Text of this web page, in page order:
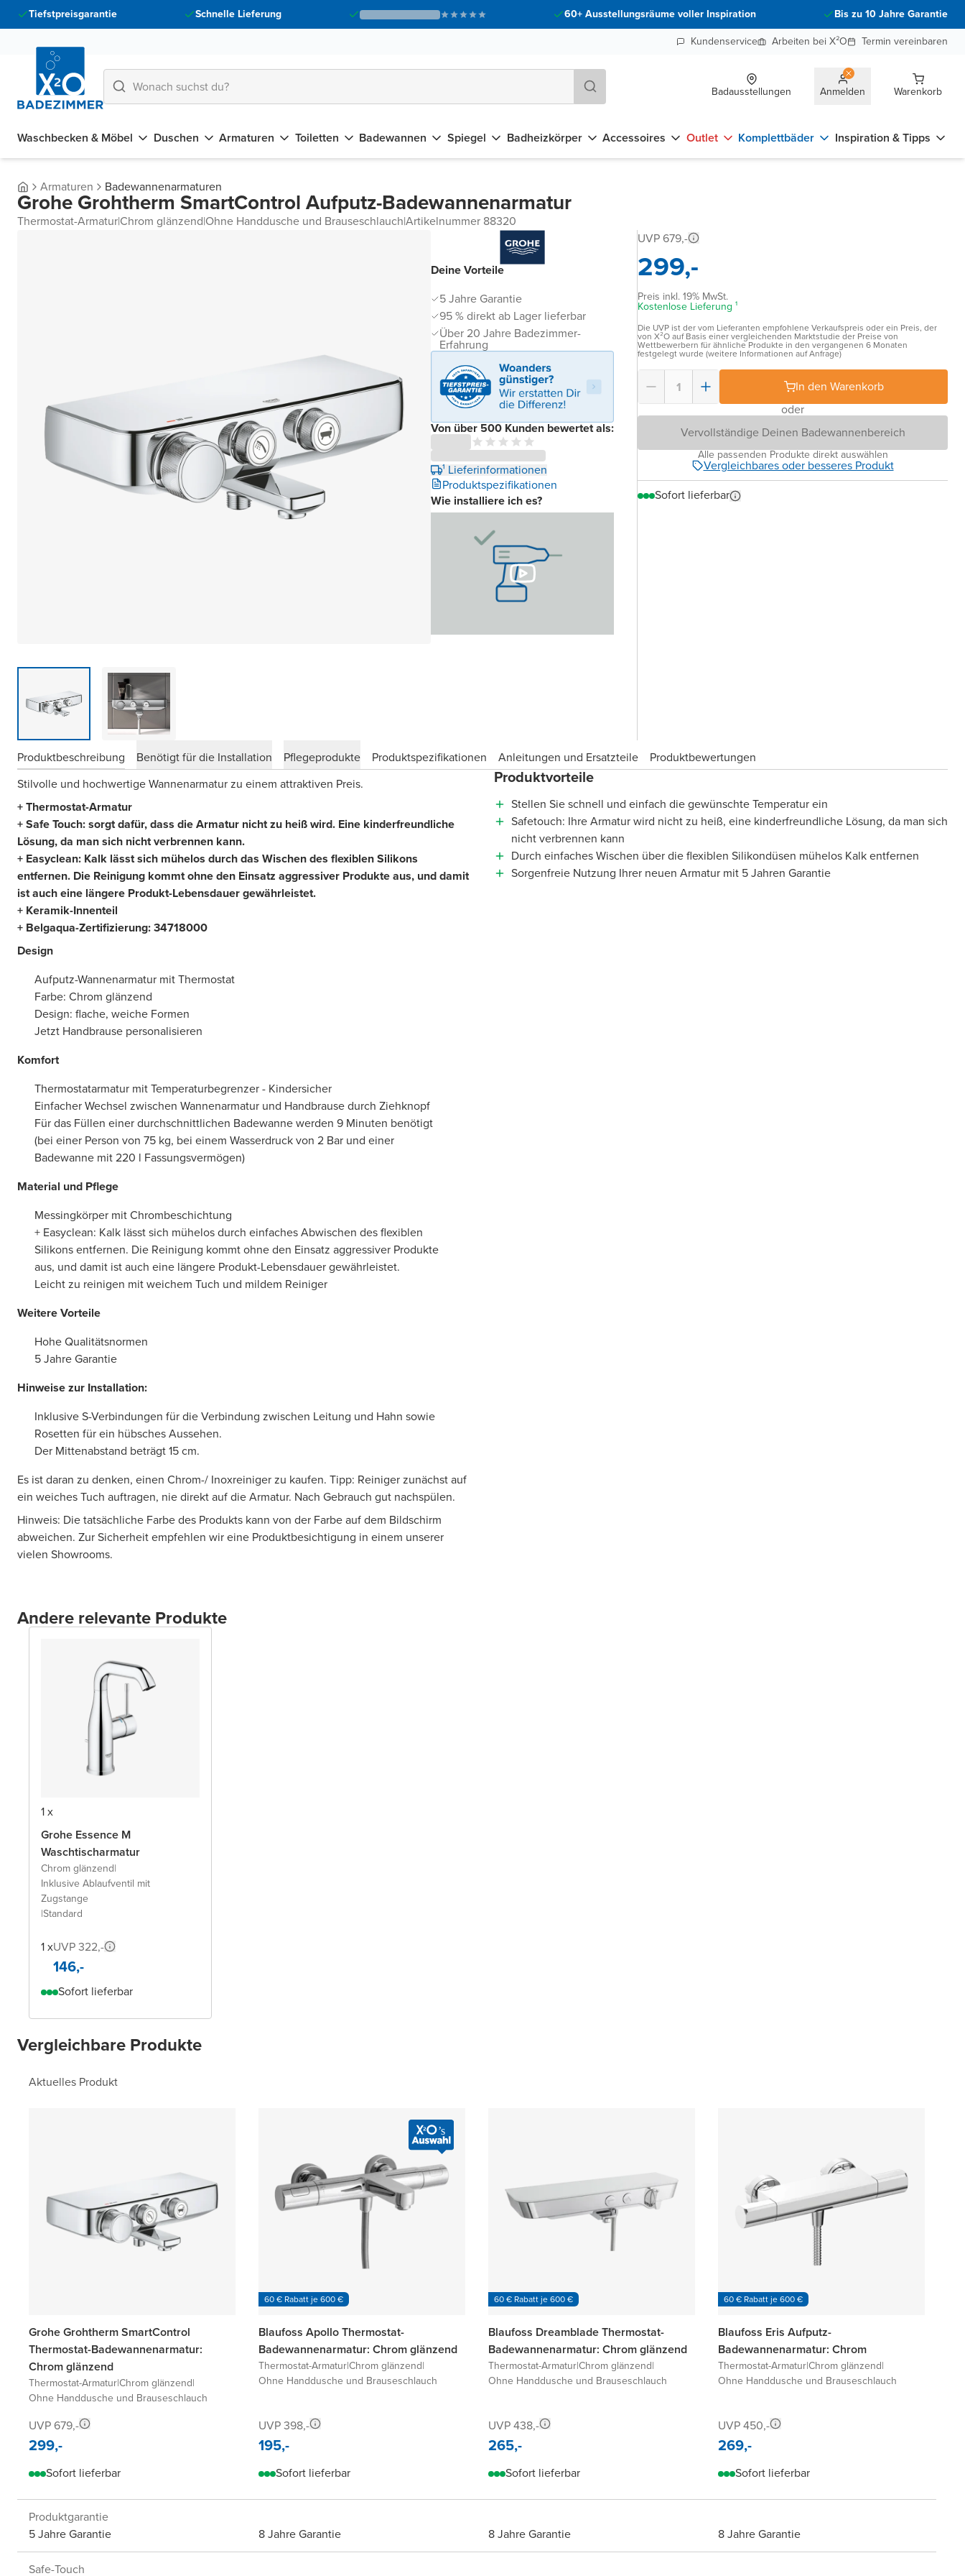
Tiefstpreisgarantie Schnelle Lieferung 60+ Ausstellungsräume voller Inspiration
Bis zu 10 Jahre Garantie
Kundenservice
Arbeiten bei X²O Termin vereinbaren
Badausstellungen Anmelden Warenkorb
Waschbecken & Möbel Duschen Armaturen Toiletten Badewannen Spiegel Badheizkörper Accessoires Outlet Komplettbäder Inspiration & Tipps
Armaturen Badewannenarmaturen
Grohe Grohtherm SmartControl Aufputz-Badewannenarmatur
Thermostat-Armatur|Chrom glänzend|Ohne Handdusche und Brauseschlauch|Artikelnummer 88320
Deine Vorteile
5 Jahre Garantie
95 % direkt ab Lager lieferbar
Über 20 Jahre Badezimmer-
Erfahrung
Von über 500 Kunden bewertet als:
¹ Lieferinformationen
Produktspezifikationen
Wie installiere ich es?
UVP 679,-
299,-
Preis inkl. 19% MwSt.
Kostenlose Lieferung ¹
Die UVP ist der vom Lieferanten empfohlene Verkaufspreis oder ein Preis, der
von X²O auf Basis einer vergleichenden Marktstudie der Preise von
Wettbewerbern für ähnliche Produkte in den vergangenen 6 Monaten
festgelegt wurde (weitere Informationen auf Anfrage)
In den Warenkorb
oder
Vervollständige Deinen Badewannenbereich
Alle passenden Produkte direkt auswählen
Vergleichbares oder besseres Produkt
Sofort lieferbar
Produktbeschreibung Benötigt für die Installation Pflegeprodukte Produktspezifikationen Anleitungen und Ersatzteile
Produktbewertungen
Stilvolle und hochwertige Wannenarmatur zu einem attraktiven Preis.
+ Thermostat-Armatur
+Safe Touch: sorgt dafür, dass die Armatur nicht zu heiß wird. Eine kinderfreundliche
Lösung, da man sich nicht verbrennen kann.
+ Easyclean: Kalk lässt sich mühelos durch das Wischen des flexiblen Silikons
entfernen. Die Reinigung kommt ohne den Einsatz aggressiver Produkte aus, und damit
ist auch eine längere Produkt-Lebensdauer gewährleistet.
+ Keramik-Innenteil
+ Belgaqua-Zertifizierung:34718000
Design
Aufputz-Wannenarmatur mit Thermostat
Farbe: Chrom glänzend
Design: flache, weiche Formen
Jetzt Handbrause personalisieren
Komfort
Thermostatarmatur mit Temperaturbegrenzer - Kindersicher
Einfacher Wechsel zwischen Wannenarmatur und Handbrause durch Ziehknopf
Für das Füllen einer durchschnittlichen Badewanne werden 9 Minuten benötigt
(bei einer Person von 75 kg, bei einem Wasserdruck von 2 Bar und einer
Badewanne mit 220 l Fassungsvermögen)
Material und Pflege
Messingkörper mit Chrombeschichtung
+ Easyclean: Kalk lässt sich mühelos durch einfaches Abwischen des flexiblen
Silikons entfernen. Die Reinigung kommt ohne den Einsatz aggressiver Produkte
aus, und damit ist auch eine längere Produkt-Lebensdauer gewährleistet.
Leicht zu reinigen mit weichem Tuch und mildem Reiniger
Weitere Vorteile
Hohe Qualitätsnormen
5 Jahre Garantie
Hinweise zur Installation:
Inklusive S-Verbindungen für die Verbindung zwischen Leitung und Hahn sowie
Rosetten für ein hübsches Aussehen.
Der Mittenabstand beträgt 15 cm.
Es ist daran zu denken, einen Chrom-/ Inoxreiniger zu kaufen. Tipp: Reiniger zunächst auf
ein weiches Tuch auftragen, nie direkt auf die Armatur. Nach Gebrauch gut nachspülen.
Hinweis: Die tatsächliche Farbe des Produkts kann von der Farbe auf dem Bildschirm
abweichen. Zur Sicherheit empfehlen wir eine Produktbesichtigung in einem unserer
vielen Showrooms.
Produktvorteile
Stellen Sie schnell und einfach die gewünschte Temperatur ein
Safetouch: Ihre Armatur wird nicht zu heiß, eine kinderfreundliche Lösung, da man sich
nicht verbrennen kann
Durch einfaches Wischen über die flexiblen Silikondüsen mühelos Kalk entfernen
Sorgenfreie Nutzung Ihrer neuen Armatur mit 5 Jahren Garantie
Andere relevante Produkte
1 x
Grohe Essence M
Waschtischarmatur
Chrom glänzend|
Inklusive Ablaufventil mit
Zugstange
|Standard
1 xUVP 322,-
146,-
Sofort lieferbar
Vergleichbare Produkte
Aktuelles Produkt
Grohe Grohtherm SmartControl
Thermostat-Badewannenarmatur:
Chrom glänzend
Thermostat-Armatur|Chrom glänzend|
Ohne Handdusche und Brauseschlauch
UVP 679,-
299,-
Sofort lieferbar
60 € Rabatt je 600 €
Blaufoss Apollo Thermostat-
Badewannenarmatur: Chrom glänzend
Thermostat-Armatur|Chrom glänzend|
Ohne Handdusche und Brauseschlauch
UVP 398,-
195,-
Sofort lieferbar
60 € Rabatt je 600 €
Blaufoss Dreamblade Thermostat-
Badewannenarmatur: Chrom glänzend
Thermostat-Armatur|Chrom glänzend|
Ohne Handdusche und Brauseschlauch
UVP 438,-
265,-
Sofort lieferbar
60 € Rabatt je 600 €
Blaufoss Eris Aufputz-
Badewannenarmatur: Chrom
Thermostat-Armatur|Chrom glänzend|
Ohne Handdusche und Brauseschlauch
UVP 450,-
269,-
Sofort lieferbar
Produktgarantie
5 Jahre Garantie
8 Jahre Garantie 8 Jahre Garantie 8 Jahre Garantie
Safe-Touch